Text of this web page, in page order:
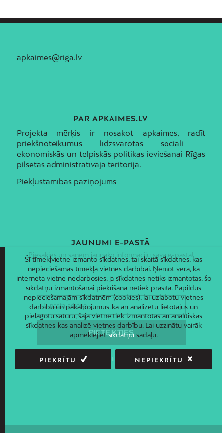
apkaimes@riga.lv
PAR APKAIMES.LV
Projekta mērķis ir nosakot apkaimes, radīt
priekšnoteikumus līdzsvarotas sociāli –
ekonomiskās un telpiskās politikas ieviešanai Rīgas
pilsētas administratīvajā teritorijā.
Piekļūstamības paziņojums
JAUNUMI E-PASTĀ
Piesakies un saņem jaunāko informāciju savā e-pastā!
Šī tīmekļvietne izmanto sīkdatnes, tai skaitā sīkdatnes, kas
nepieciešamas tīmekļa vietnes darbībai. Ņemot vērā, ka
interneta vietne nedarbosies, ja sīkdatnes netiks izmantotas, šo
sīkdatņu izmantošanai piekrišana netiek prasīta. Papildus
nepieciešamajām sīkdatnēm (cookies), lai uzlabotu vietnes
darbību un pakalpojumus, kā arī analizētu lietotājus un
pielāgotu saturu, šajā vietnē tiek izmantotas arī analītiskās
sīkdatnes, kas analizē vietnes darbību. Lai uzzinātu vairāk
apmeklējietsīkdatņusadaļu.
PIEKRĪTU NEPIEKRĪTU